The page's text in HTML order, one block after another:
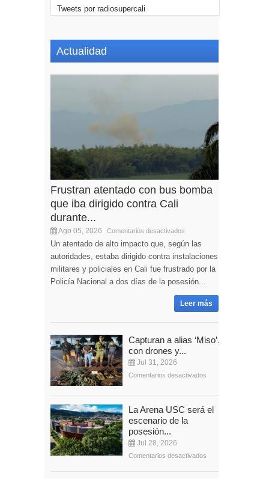
Tweets por radiosupercali
Actualidad
Frustran atentado con bus bomba
que iba dirigido contra Cali
durante...
Ago 05, 2026 Comentarios desactivados
Un atentado de alto impacto que, según las
autoridades, estaba dirigido contra instalaciones
militares y policiales en Cali fue frustrado por la
Policía Nacional a dos días de la posesión...
Leer más
Capturan a alias ‘Miso’,
con drones y...
Jul 31, 2026
Comentarios desactivados
La Arena USC será el
escenario de la
posesión...
Jul 28, 2026
Comentarios desactivados